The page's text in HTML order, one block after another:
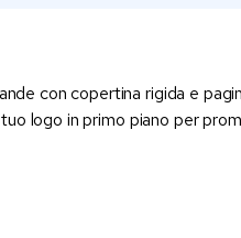
con copertina rigida e
logo in primo piano per